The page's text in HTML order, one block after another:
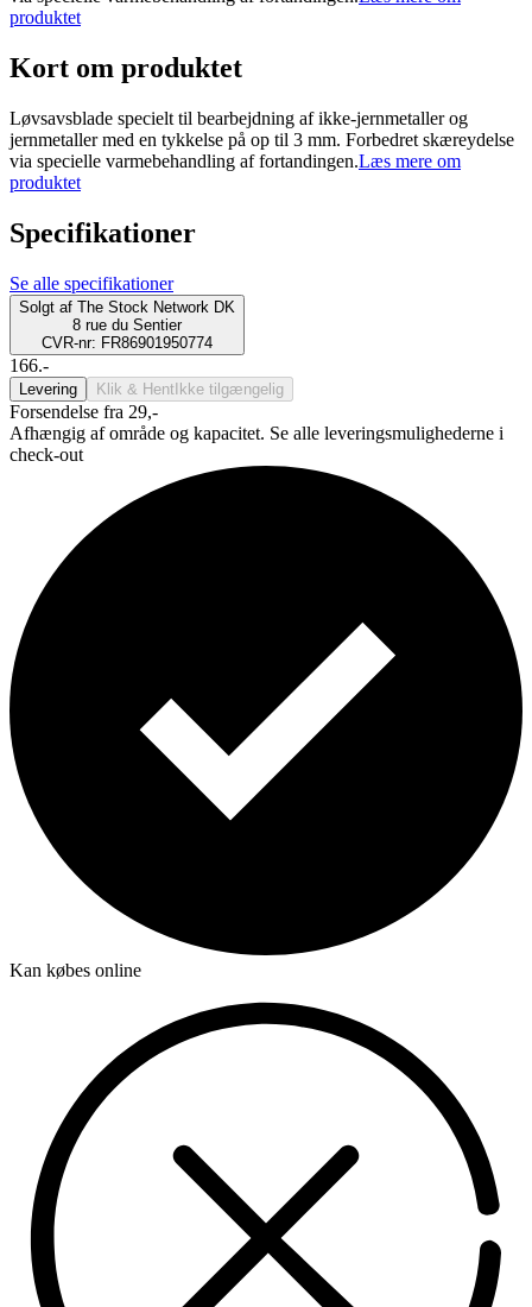
produktet
Kort om produktet
Løvsavsblade specielt til bearbejdning af ikke-jernmetaller og
jernmetaller med en tykkelse på op til 3 mm. Forbedret skæreydelse
via specielle varmebehandling af fortandingen.Læs mere om
produktet
Specifikationer
Se alle specifikationer
Solgt af The Stock Network DK
8 rue du Sentier
CVR-nr: FR86901950774
166.-
Levering Klik & Hent Ikke tilgængelig
Forsendelse fra 29,-
Afhængig af område og kapacitet. Se alle leveringsmulighederne i
check-out
Kan købes online